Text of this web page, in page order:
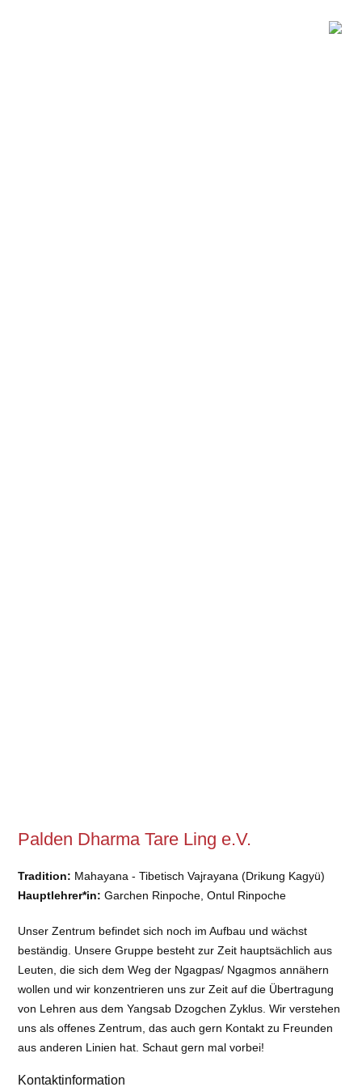
Palden Dharma Tare Ling e.V.
Tradition: Mahayana - Tibetisch Vajrayana (Drikung Kagyü)
Hauptlehrer*in: Garchen Rinpoche, Ontul Rinpoche
Unser Zentrum befindet sich noch im Aufbau und wächst
beständig. Unsere Gruppe besteht zur Zeit hauptsächlich aus
Leuten, die sich dem Weg der Ngagpas/ Ngagmos annähern
wollen und wir konzentrieren uns zur Zeit auf die Übertragung
von Lehren aus dem Yangsab Dzogchen Zyklus. Wir verstehen
uns als offenes Zentrum, das auch gern Kontakt zu Freunden
aus anderen Linien hat. Schaut gern mal vorbei!
Kontaktinformation